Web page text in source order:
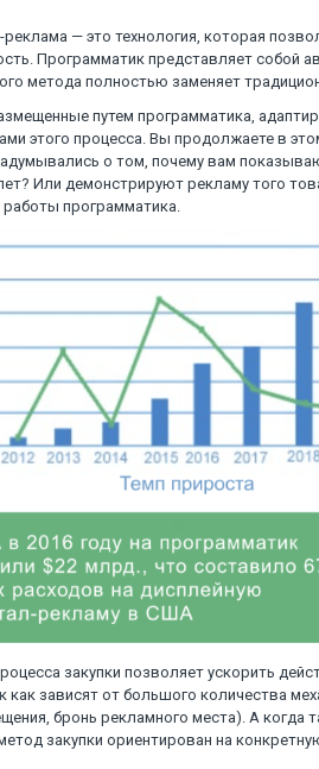
— это технология, которая
Программатик представляет собой
метода полностью заменяет
путем программатика,
этого процесса. Вы продолжаете в
о том, почему вам
Или демонстрируют рекламу того
работы программатика.
закупки позволяет ускорить
как зависят от большого количества
бронь рекламного места). А когда
закупки ориентирован на